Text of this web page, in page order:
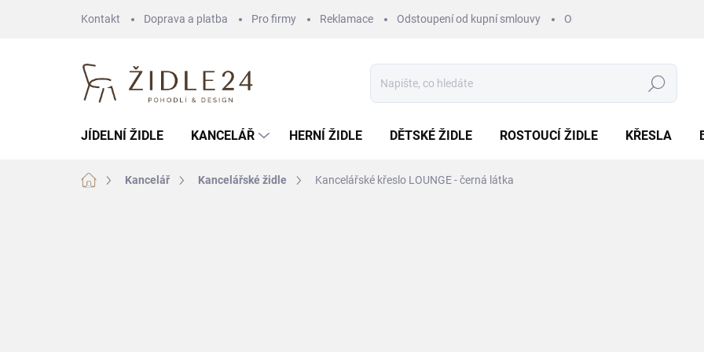
Kontakt Doprava a platba Pro firmy Reklamace Odstoupení od kupní smlouvy Obchodní podmínky
Hledat
JÍDELNÍ ŽIDLE KANCELÁŘ HERNÍ ŽIDLE DĚTSKÉ ŽIDLE ROSTOUCÍ ŽIDLE KŘESLA
Domů Kancelář Kancelářské židle Kancelářské křeslo LOUNGE - černá látka